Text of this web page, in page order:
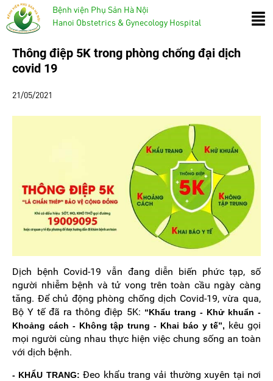
Bệnh viện Phụ Sản Hà Nội
Hanoi Obstetrics & Gynecology Hospital
Thông điệp 5K trong phòng chống đại dịch
covid 19
21/05/2021
Dịch bệnh Covid-19 vẫn đang diễn biến phức tạp, số
người nhiễm bệnh và tử vong trên toàn cầu ngày càng
tăng. Để chủ động phòng chống dịch Covid-19, vừa qua,
Bộ Y tế đã ra thông điệp 5K: “Khẩu trang - Khử khuẩn -
Khoảng cách - Không tập trung - Khai báo y tế”, kêu gọi
mọi người cùng nhau thực hiện việc chung sống an toàn
với dịch bệnh.
- KHẨU TRANG: Đeo khẩu trang vải thường xuyên tại nơi